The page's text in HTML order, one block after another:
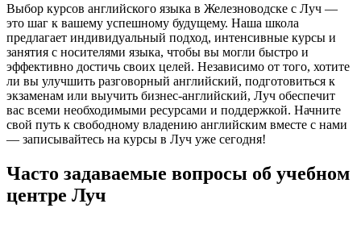
Выбор курсов английского языка в Железноводске с Луч —
это шаг к вашему успешному будущему. Наша школа
предлагает индивидуальный подход, интенсивные курсы и
занятия с носителями языка, чтобы вы могли быстро и
эффективно достичь своих целей. Независимо от того, хотите
ли вы улучшить разговорный английский, подготовиться к
экзаменам или выучить бизнес-английский, Луч обеспечит
вас всеми необходимыми ресурсами и поддержкой. Начните
свой путь к свободному владению английским вместе с нами
— записывайтесь на курсы в Луч уже сегодня!
Часто задаваемые вопросы об учебном
центре Луч